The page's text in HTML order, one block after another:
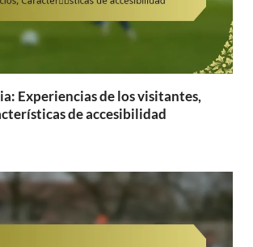
Experiencias de los visitantes,
de accesibilidad